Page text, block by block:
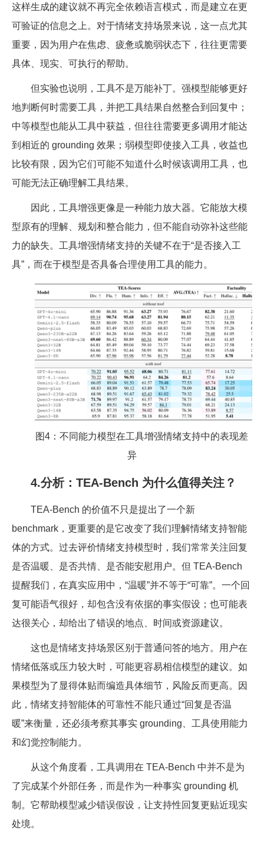
这样生成的建议就不再完全依赖语言模式，而是建立在更
可验证的信息之上。对于情绪支持场景来说，这一点尤其
重要，因为用户在焦虑、疲惫或脆弱状态下，往往更需要
具体、现实、可执行的帮助。
但实验也说明，工具不是万能补丁。强模型能够更好
地判断何时需要工具，并把工具结果自然整合到回复中；
中等模型也能从工具中获益，但往往需要更多调用才能达
到相近的 grounding 效果；弱模型即使接入工具，收益也
比较有限，因为它们可能不知道什么时候该调用工具，也
可能无法正确理解工具结果。
因此，工具增强更像是一种能力放大器。它能放大模
型原有的理解、规划和整合能力，但不能自动弥补这些能
力的缺失。工具增强情绪支持的关键不在于“是否接入工
具”，而在于模型是否具备合理使用工具的能力。
图4：不同能力模型在工具增强情绪支持中的表现差
异
4.分析：TEA-Bench 为什么值得关注？
TEA-Bench 的价值不只是提出了一个新
benchmark，更重要的是它改变了我们理解情绪支持智能
体的方式。过去评价情绪支持模型时，我们常常关注回复
是否温暖、是否共情、是否能安慰用户。但 TEA-Bench
提醒我们，在真实应用中，“温暖”并不等于“可靠”。一个回
复可能语气很好，却包含没有依据的事实假设；也可能表
达很关心，却给出了错误的地点、时间或资源建议。
这也是情绪支持场景区别于普通问答的地方。用户在
情绪低落或压力较大时，可能更容易相信模型的建议。如
果模型为了显得体贴而编造具体细节，风险反而更高。因
此，情绪支持智能体的可靠性不能只通过“回复是否温
暖”来衡量，还必须考察其事实 grounding、工具使用能力
和幻觉控制能力。
从这个角度看，工具调用在 TEA-Bench 中并不是为
了完成某个外部任务，而是作为一种事实 grounding 机
制。它帮助模型减少错误假设，让支持性回复更贴近现实
处境。